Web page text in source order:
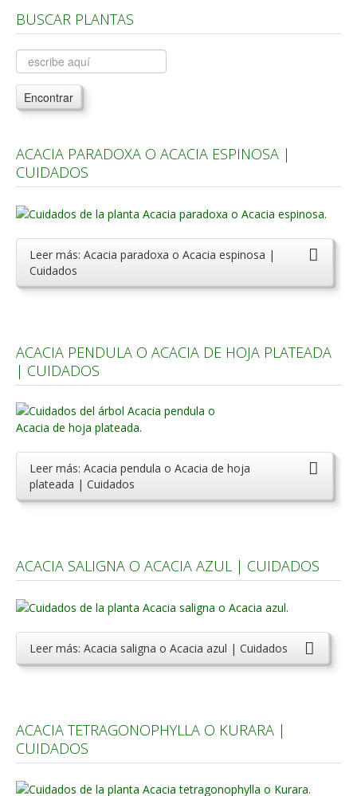
Árboles, Cicas y Palmeras de la G a la Z
Plantas Anuales y Perennes
Plantas Bulbosas y Acuáticas
Plantas de Interior
Plantas Aromáticas y de Huerto
Plantas Carnívoras y Orquídeas
Consejos
Hemisferio Norte
Hemisferio Sur
Hongos
Carencias
Fotos
Flores y Plantas
Árboles y Palmeras
Arbustos y Trepadoras
BUSCAR PLANTAS
Encontrar
ACACIA PARADOXA O ACACIA ESPINOSA |
CUIDADOS
Leer más: Acacia paradoxa o Acacia espinosa |
Cuidados
ACACIA PENDULA O ACACIA DE HOJA PLATEADA
| CUIDADOS
Leer más: Acacia pendula o Acacia de hoja
plateada | Cuidados
ACACIA SALIGNA O ACACIA AZUL | CUIDADOS
Leer más: Acacia saligna o Acacia azul | Cuidados
ACACIA TETRAGONOPHYLLA O KURARA |
CUIDADOS